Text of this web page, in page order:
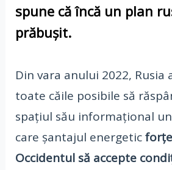
spune că încă un plan
prăbușit.
Din vara anului 2022, Rusia
toate căile posibile să
spațiul său informațional
care șantajul energetic
Occidentul să accepte